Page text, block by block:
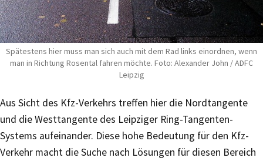
Spätestens hier muss man sich auch mit dem Rad links einordnen, wenn
man in Richtung Rosental fahren möchte. Foto: Alexander John / ADFC
Leipzig
Aus Sicht des Kfz-Verkehrs treffen hier die Nordtangente
und die Westtangente des Leipziger Ring-Tangenten-
Systems aufeinander. Diese hohe Bedeutung für den Kfz-
Verkehr macht die Suche nach Lösungen für diesen Bereich